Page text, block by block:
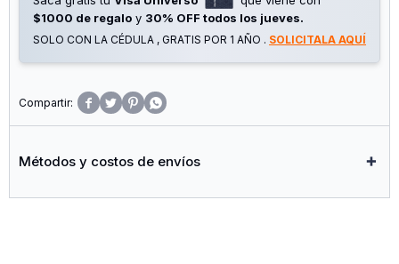
$1000 de regalo y 30% OFF todos los jueves.
SOLO CON LA CÉDULA , GRATIS POR 1 AÑO . SOLICITALA AQUÍ
   
Métodos y costos de envíos